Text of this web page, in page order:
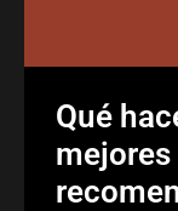
Qué
mejores